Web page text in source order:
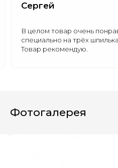
Сергей
В целом товар очень
специально на трёх
Товар рекомендую.
Фотогалерея
Полезные статьи